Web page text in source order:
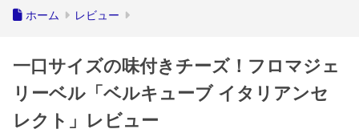
ホーム レビュー
一口サイズの味付きチーズ！フロマジェ
リーベル「ベルキューブ イタリアンセ
レクト」レビュー